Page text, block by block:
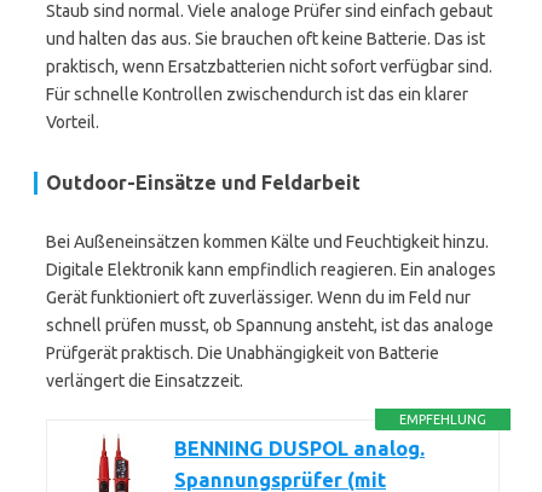
Staub sind normal. Viele analoge Prüfer sind einfach gebaut
und halten das aus. Sie brauchen oft keine Batterie. Das ist
praktisch, wenn Ersatzbatterien nicht sofort verfügbar sind.
Für schnelle Kontrollen zwischendurch ist das ein klarer
Vorteil.
Outdoor-Einsätze und Feldarbeit
Bei Außeneinsätzen kommen Kälte und Feuchtigkeit hinzu.
Digitale Elektronik kann empfindlich reagieren. Ein analoges
Gerät funktioniert oft zuverlässiger. Wenn du im Feld nur
schnell prüfen musst, ob Spannung ansteht, ist das analoge
Prüfgerät praktisch. Die Unabhängigkeit von Batterie
verlängert die Einsatzzeit.
EMPFEHLUNG
BENNING DUSPOL analog.
Spannungsprüfer (mit